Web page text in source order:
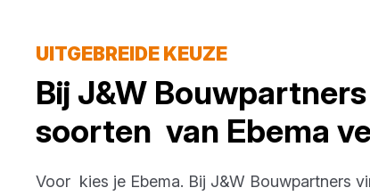
UITGEBREIDE KEUZE
Bij J&W Bouwpartners
soorten van Ebema
Voor kies je Ebema. Bij J&W Bouwpartners